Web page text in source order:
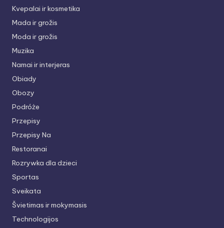
Kvepalai ir kosmetika
Mada ir grožis
Moda ir grožis
Muzika
Namai ir interjeras
Obiady
Obozy
Podróże
Przepisy
Przepisy Na
Restoranai
Rozrywka dla dzieci
Sportas
Sveikata
Švietimas ir mokymasis
Technologijos